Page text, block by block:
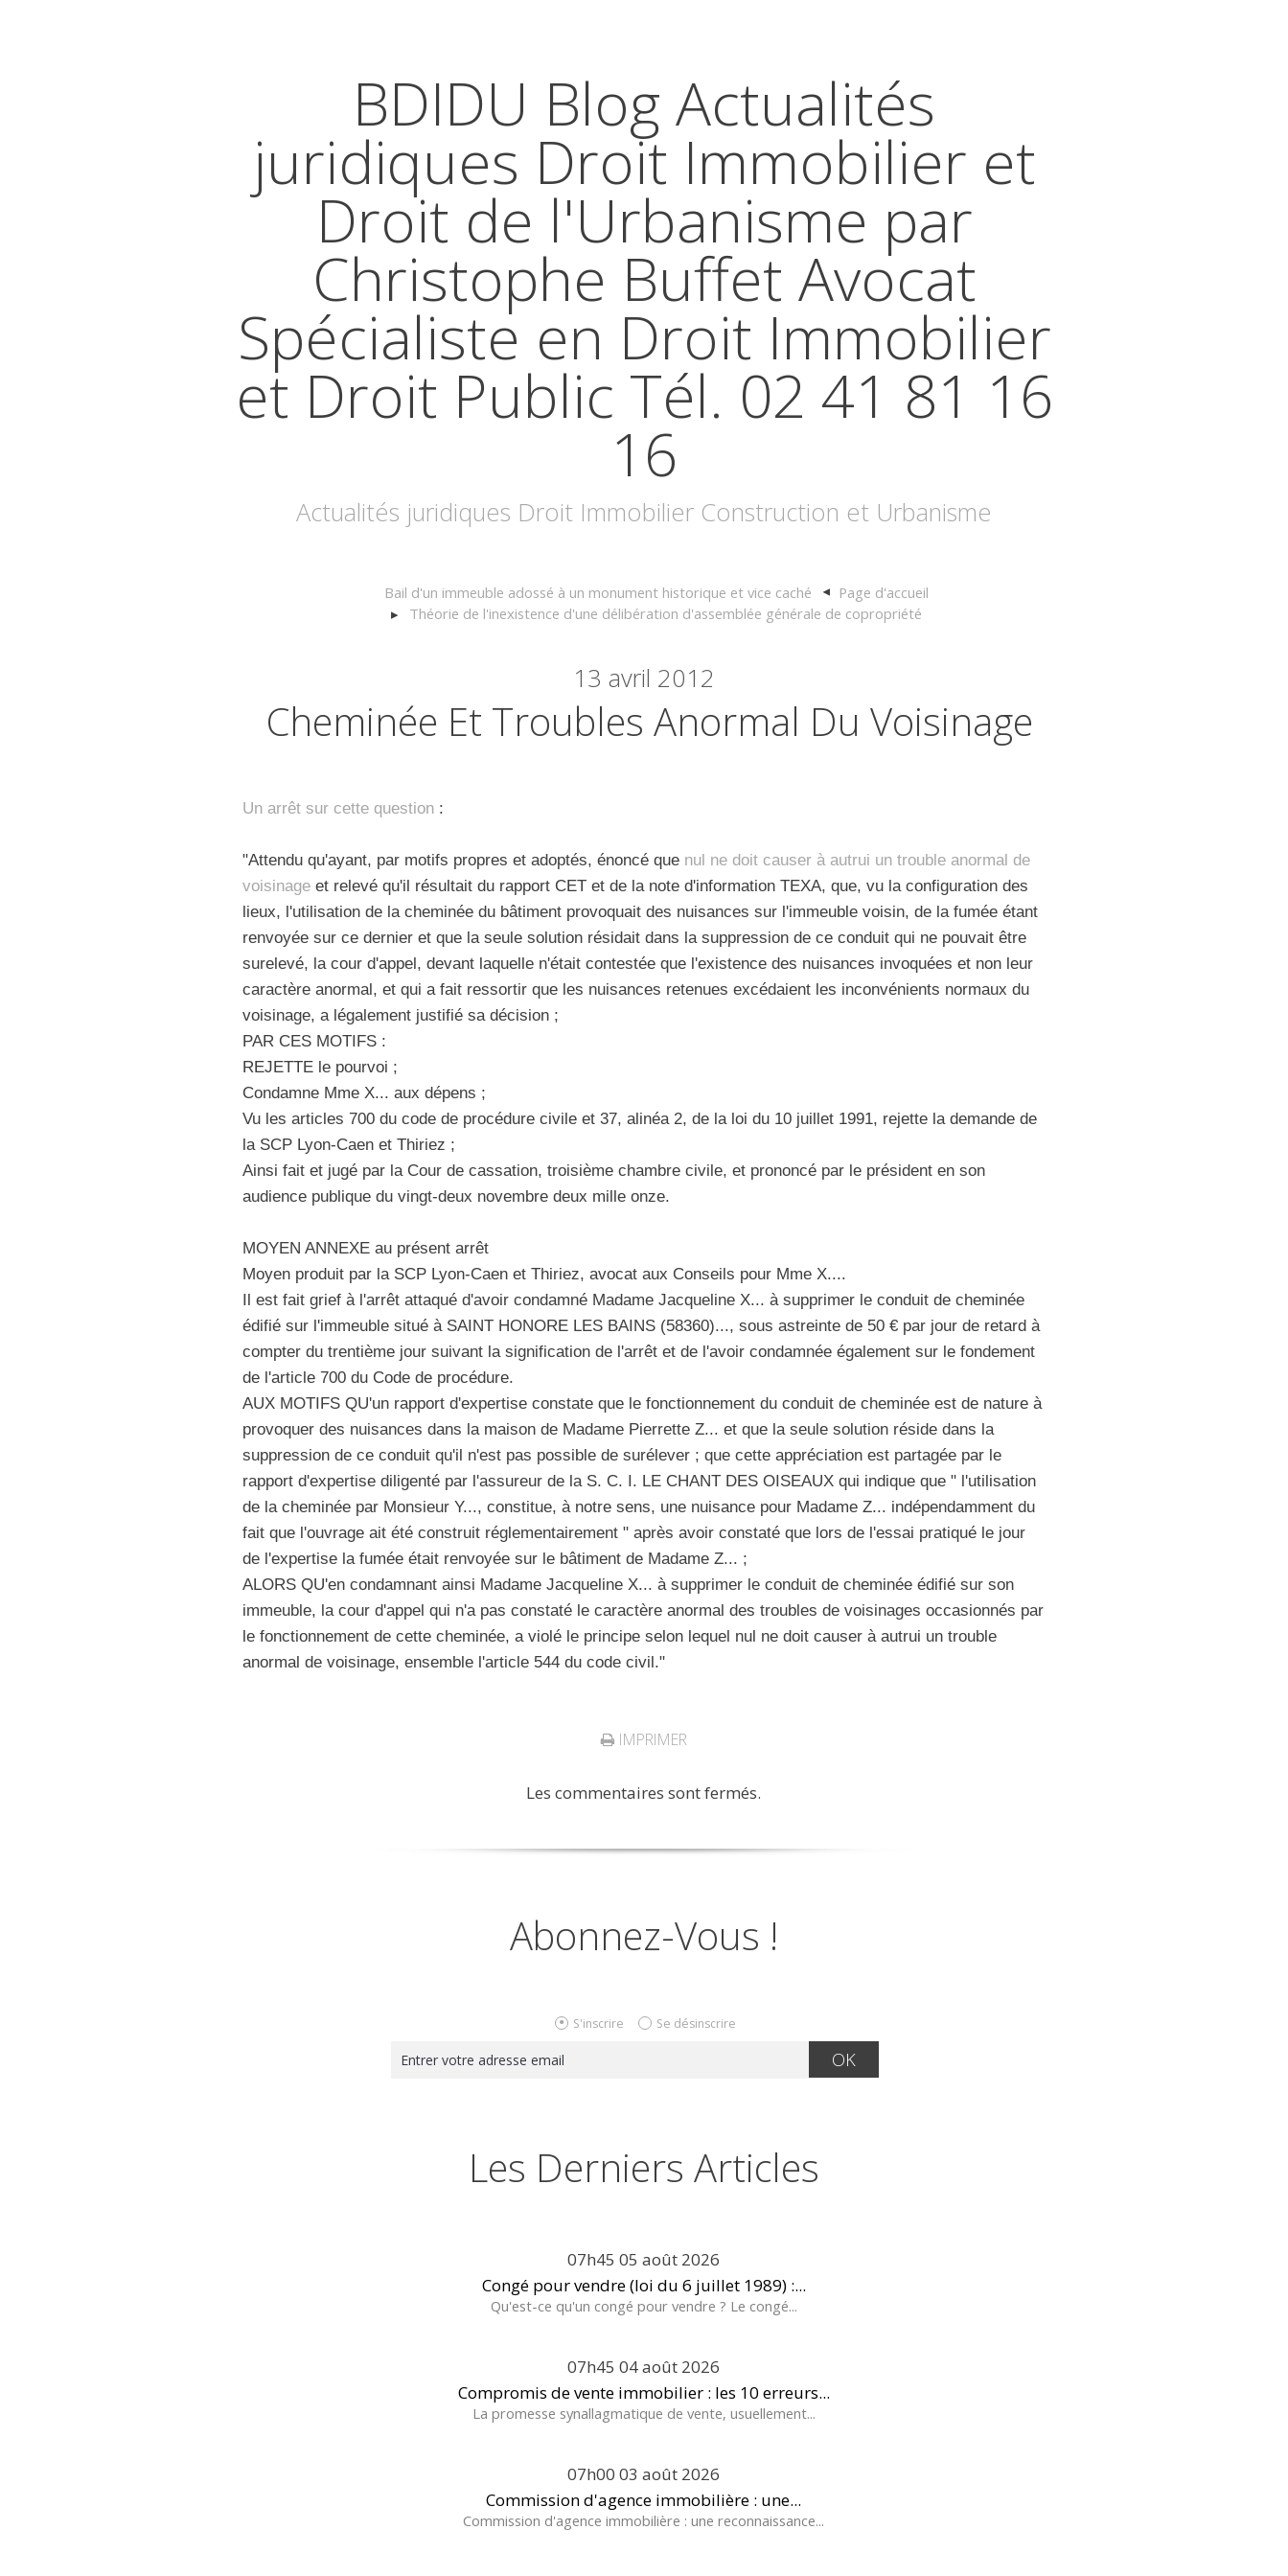
BDIDU Blog Actualités
juridiques Droit Immobilier et
Droit de l'Urbanisme par
Christophe Buffet Avocat
Spécialiste en Droit Immobilier
et Droit Public Tél. 02 41 81 16
16
Actualités juridiques Droit Immobilier Construction et Urbanisme
Bail d'un immeuble adossé à un monument historique et vice caché
Page d'accueil
Théorie de l'inexistence d'une délibération d'assemblée générale de copropriété
13 avril 2012
Cheminée Et Troubles Anormal Du Voisinage
Un arrêt sur cette question:
"Attendu qu'ayant, par motifs propres et adoptés, énoncé que nul ne doit causer à autrui un trouble anormal de
voisinageet relevé qu'il résultait du rapport CET et de la note d'information TEXA, que, vu la configuration des
lieux, l'utilisation de la cheminée du bâtiment provoquait des nuisances sur l'immeuble voisin, de la fumée étant
renvoyée sur ce dernier et que la seule solution résidait dans la suppression de ce conduit qui ne pouvait être
surelevé, la cour d'appel, devant laquelle n'était contestée que l'existence des nuisances invoquées et non leur
caractère anormal, et qui a fait ressortir que les nuisances retenues excédaient les inconvénients normaux du
voisinage, a légalement justifié sa décision ;
PAR CES MOTIFS :
REJETTE le pourvoi ;
Condamne Mme X... aux dépens ;
Vu les articles 700 du code de procédure civile et 37, alinéa 2, de la loi du 10 juillet 1991, rejette la demande de
la SCP Lyon-Caen et Thiriez ;
Ainsi fait et jugé par la Cour de cassation, troisième chambre civile, et prononcé par le président en son
audience publique du vingt-deux novembre deux mille onze.
MOYEN ANNEXE au présent arrêt
Moyen produit par la SCP Lyon-Caen et Thiriez, avocat aux Conseils pour Mme X....
Il est fait grief à l'arrêt attaqué d'avoir condamné Madame Jacqueline X... à supprimer le conduit de cheminée
édifié sur l'immeuble situé à SAINT HONORE LES BAINS (58360)..., sous astreinte de 50 € par jour de retard à
compter du trentième jour suivant la signification de l'arrêt et de l'avoir condamnée également sur le fondement
de l'article 700 du Code de procédure.
AUX MOTIFS QU'un rapport d'expertise constate que le fonctionnement du conduit de cheminée est de nature à
provoquer des nuisances dans la maison de Madame Pierrette Z... et que la seule solution réside dans la
suppression de ce conduit qu'il n'est pas possible de surélever ; que cette appréciation est partagée par le
rapport d'expertise diligenté par l'assureur de la S. C. I. LE CHANT DES OISEAUX qui indique que " l'utilisation
de la cheminée par Monsieur Y..., constitue, à notre sens, une nuisance pour Madame Z... indépendamment du
fait que l'ouvrage ait été construit réglementairement " après avoir constaté que lors de l'essai pratiqué le jour
de l'expertise la fumée était renvoyée sur le bâtiment de Madame Z... ;
ALORS QU'en condamnant ainsi Madame Jacqueline X... à supprimer le conduit de cheminée édifié sur son
immeuble, la cour d'appel qui n'a pas constaté le caractère anormal des troubles de voisinages occasionnés par
le fonctionnement de cette cheminée, a violé le principe selon lequel nul ne doit causer à autrui un trouble
anormal de voisinage, ensemble l'article 544 du code civil."
IMPRIMER
Les commentaires sont fermés.
Abonnez-Vous !
S'inscrire Se désinscrire
Les Derniers Articles
07h45 05 août 2026
Congé pour vendre (loi du 6 juillet 1989) :...
Qu'est-ce qu'un congé pour vendre ? Le congé...
07h45 04août 2026
Compromis de vente immobilier : les 10 erreurs...
La promesse synallagmatique de vente, usuellement...
07h00 03 août 2026
Commission d'agence immobilière : une...
Commission d'agence immobilière : une reconnaissance...